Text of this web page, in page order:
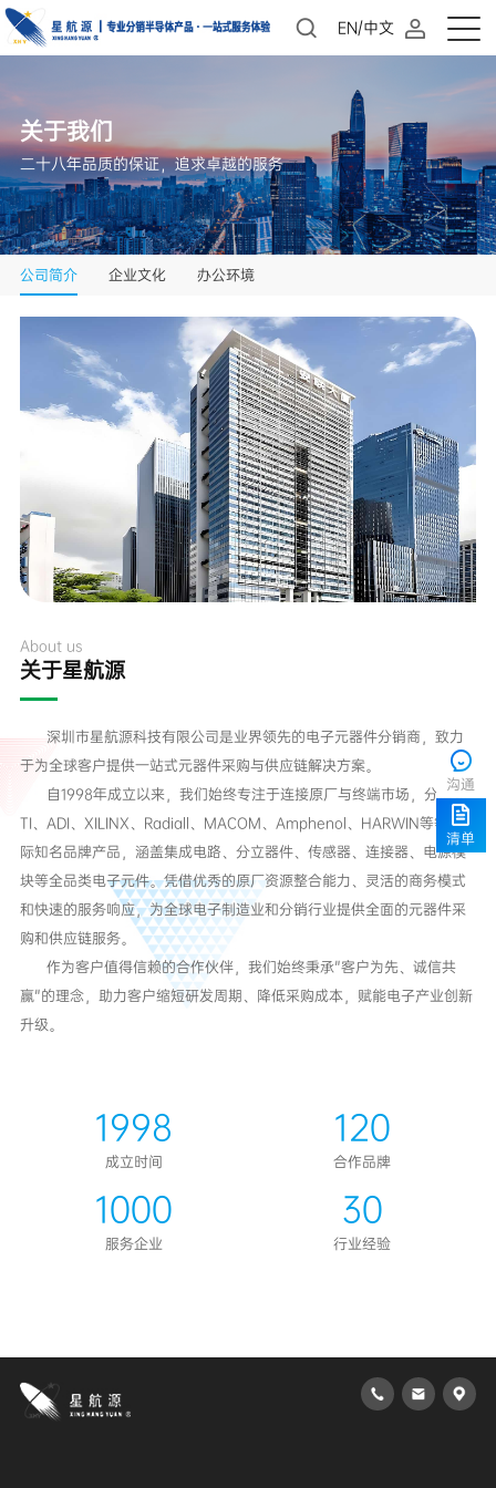
EN/中文
关于我们
二十八年品质的保证，追求卓越的服务
公司简介 企业文化 办公环境
About us
关于星航源
于为全球客户提供一站式元器件采购与供应链解决方案。
购和供应链服务。
升级。
1998
成立时间
120
合作品牌
1000
服务企业
30
行业经验
沟通
清单